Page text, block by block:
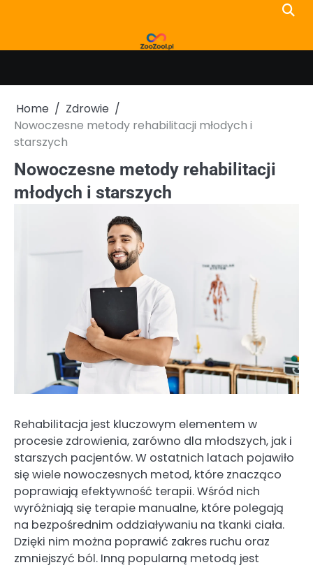
Home
Zdrowie
Nowoczesne metody rehabilitacji młodych i
starszych
Nowoczesne metody rehabilitacji
młodych i starszych
Rehabilitacja jest kluczowym elementem w
procesie zdrowienia, zarówno dla młodszych, jak i
starszych pacjentów. W ostatnich latach pojawiło
się wiele nowoczesnych metod, które znacząco
poprawiają efektywność terapii. Wśród nich
wyróżniają się terapie manualne, które polegają
na bezpośrednim oddziaływaniu na tkanki ciała.
Dzięki nim można poprawić zakres ruchu oraz
zmniejszyć ból. Inną popularną metodą jest